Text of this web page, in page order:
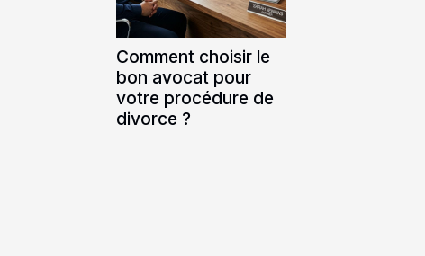
Comment choisir le
bon avocat pour
votre procédure de
divorce ?